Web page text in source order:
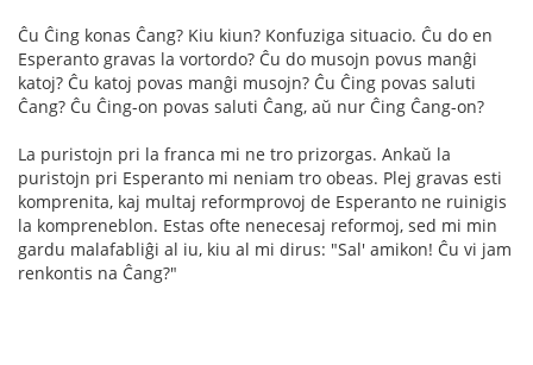
Ĉu Ĉing konas Ĉang? Kiu kiun? Konfuziga situacio. Ĉu do en
Esperanto gravas la vortordo? Ĉu do musojn povus manĝi
katoj? Ĉu katoj povas manĝi musojn? Ĉu Ĉing povas saluti
Ĉang? Ĉu Ĉing-on povas saluti Ĉang, aŭ nur Ĉing Ĉang-on?
La puristojn pri la franca mi ne tro prizorgas. Ankaŭ la
puristojn pri Esperanto mi neniam tro obeas. Plej gravas esti
komprenita, kaj multaj reformprovoj de Esperanto ne ruinigis
la kompreneblon. Estas ofte nenecesaj reformoj, sed mi min
gardu malafabliĝi al iu, kiu al mi dirus: "Sal' amikon! Ĉu vi jam
renkontis na Ĉang?"